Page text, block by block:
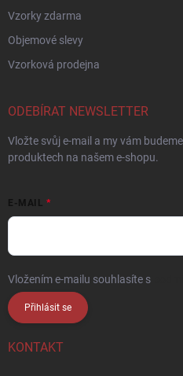
Vzorky zdarma
Objemové slevy
Vzorková prodejna
ODEBÍRAT NEWSLETTER
Vložte svůj e-mail a my vám
produktech na našem e-shopu.
E-MAIL
Vložením e-mailu souhlasíte s
Přihlásit se
KONTAKT